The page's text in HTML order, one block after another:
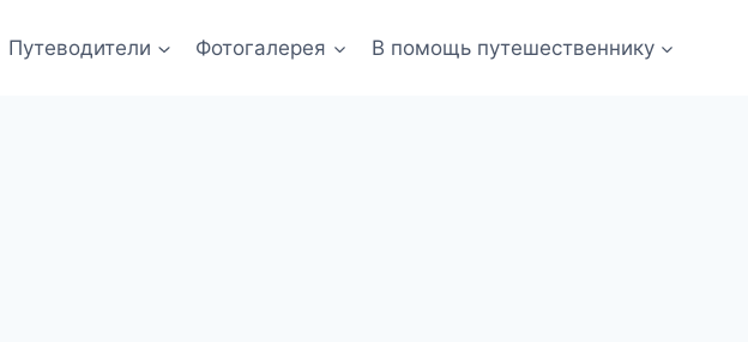
Путеводители Фотогалерея В помощь путешественнику